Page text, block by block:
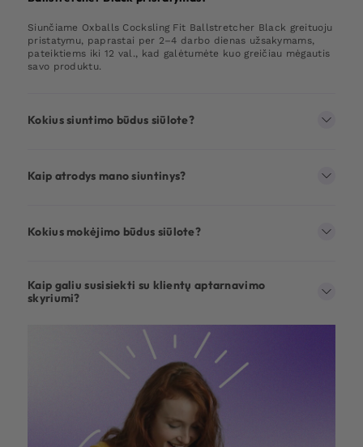
Siunčiame Oxballs Cocksling Fit Ballstretcher Black greituoju
pristatymu, paprastai per 2–4 darbo dienas užsakymams,
pateiktiems iki 12 val., kad galėtumėte kuo greičiau mėgautis
savo produktu.
Kokius siuntimo būdus siūlote?
Kaip atrodys mano siuntinys?
Kokius mokėjimo būdus siūlote?
Kaip galiu susisiekti su klientų aptarnavimo
skyriumi?